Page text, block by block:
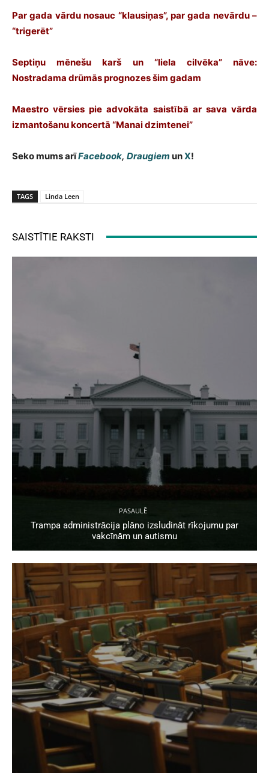
Par gada vārdu nosauc “klausiņas”, par gada nevārdu –
“trigerēt”
Septiņu mēnešu karš un “liela cilvēka” nāve:
Nostradama drūmās prognozes šim gadam
Maestro vērsies pie advokāta saistībā ar sava vārda
izmantošanu koncertā “Manai dzimtenei”
Seko mums arīFacebook, Draugiem unX!
TAGS Linda Leen
SAISTĪTIE RAKSTI
PASAULĒ
Trampa administrācija plāno izsludināt rīkojumu par
vakcīnām un autismu